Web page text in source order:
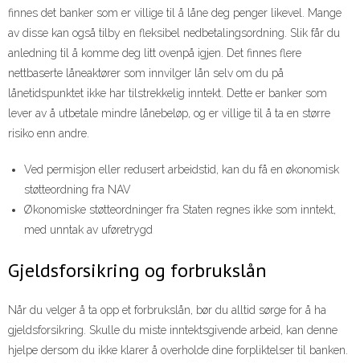
finnes det banker som er villige til å låne deg penger likevel. Mange
av disse kan også tilby en fleksibel nedbetalingsordning. Slik får du
anledning til å komme deg litt ovenpå igjen. Det finnes flere
nettbaserte låneaktører som innvilger lån selv om du på
lånetidspunktet ikke har tilstrekkelig inntekt. Dette er banker som
lever av å utbetale mindre lånebeløp, og er villige til å ta en større
risiko enn andre.
Ved permisjon eller redusert arbeidstid, kan du få en økonomisk
støtteordning fra NAV
Økonomiske støtteordninger fra Staten regnes ikke som inntekt,
med unntak av uføretrygd
Gjeldsforsikring og forbrukslån
Når du velger å ta opp et forbrukslån, bør du alltid sørge for å ha
gjeldsforsikring. Skulle du miste inntektsgivende arbeid, kan denne
hjelpe dersom du ikke klarer å overholde dine forpliktelser til banken.